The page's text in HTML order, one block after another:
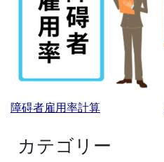
障碍者雇用率計算
カテゴリー